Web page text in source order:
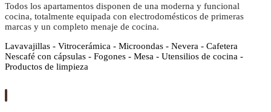
Todos los apartamentos disponen de una moderna y funcional
cocina, totalmente equipada con electrodomésticos de primeras
marcas y un completo menaje de cocina.
Lavavajillas - Vitrocerámica - Microondas - Nevera - Cafetera
Nescafé con cápsulas - Fogones - Mesa - Utensilios de cocina -
Productos de limpieza